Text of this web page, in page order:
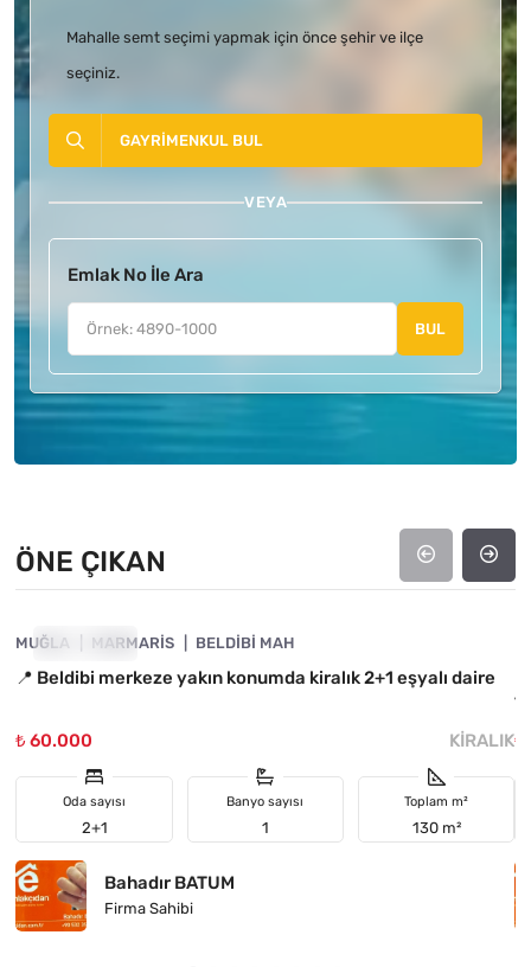
Mahalle semt seçimi yapmak için önce şehir ve ilçe
seçiniz.
GAYRIMENKUL BUL
VEYA
Emlak No İle Ara
BUL
ÖNE ÇIKAN
ÖNE ÇIKAN
MUĞLA MARMARIS BELDIBI MAH
📍 Beldibi merkeze yakın konumda kiralık 2+1 eşyalı daire
₺ 60.000 KIRALIK
Oda sayısı
2+1
Banyo sayısı
1
Toplam m²
130 m²
Bahadır BATUM
Firma Sahibi
₺